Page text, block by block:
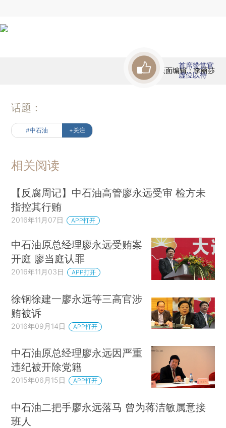
版面编辑：李丽莎
首席赞赏官
虚位以待
话题：
#中石油 +关注
相关阅读
【反腐周记】中石油高管廖永远受审 检方未
指控其行贿
2016年11月07日 APP打开
中石油原总经理廖永远受贿案
开庭 廖当庭认罪
2016年11月03日 APP打开
徐钢徐建一廖永远等三高官涉
贿被诉
2016年09月14日 APP打开
中石油原总经理廖永远因严重
违纪被开除党籍
2015年06月15日 APP打开
中石油二把手廖永远落马 曾为蒋洁敏属意接
班人